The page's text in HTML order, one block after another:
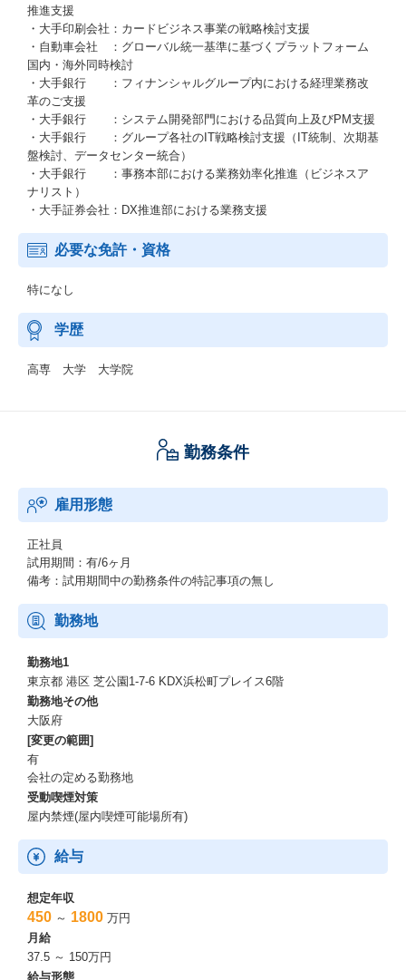
推進支援
・大手印刷会社：カードビジネス事業の戦略検討支援
・自動車会社 ：グローバル統一基準に基づくプラットフォーム
国内・海外同時検討
・大手銀行 ：フィナンシャルグループ内における経理業務改
革のご支援
・大手銀行 ：システム開発部門における品質向上及びPM支援
・大手銀行 ：グループ各社のIT戦略検討支援（IT統制、次期基
盤検討、データセンター統合）
・大手銀行 ：事務本部における業務効率化推進（ビジネスア
ナリスト）
・大手証券会社：DX推進部における業務支援
必要な免許・資格
特になし
学歴
高専 大学 大学院
勤務条件
雇用形態
正社員
試用期間：有/6ヶ月
備考：試用期間中の勤務条件の特記事項の無し
勤務地
勤務地1
東京都 港区 芝公園1-7-6 KDX浜松町プレイス6階
勤務地その他
大阪府
[変更の範囲]
有
会社の定める勤務地
受動喫煙対策
屋内禁煙(屋内喫煙可能場所有)
給与
想定年収
450 ～ 1800 万円
月給
37.5 ～ 150万円
給与形態